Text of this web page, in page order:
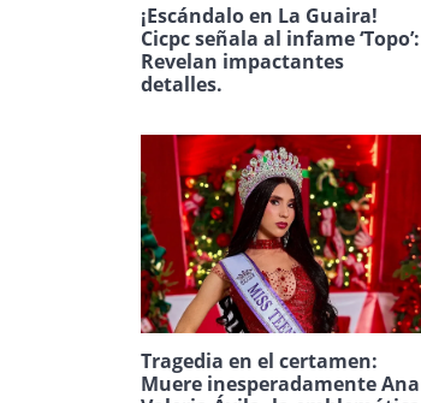
¡Escándalo en La Guaira!
Cicpc señala al infame ‘Topo’:
Revelan impactantes
detalles.
Tragedia en el certamen:
Muere inesperadamente Ana